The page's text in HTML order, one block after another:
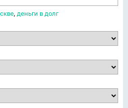
, деньги в долг